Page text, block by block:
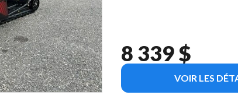
8 339 $
VOIR LES